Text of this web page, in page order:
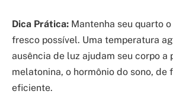
Dica Prática: Mantenha seu quarto
fresco possível. Uma temperatura
ausência de luz ajudam seu corpo a
melatonina, o hormônio do sono, de
eficiente.